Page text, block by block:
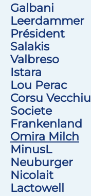
Galbani
Leerdammer
Président
Salakis
Valbreso
Istara
Lou Perac
Corsu Vecchiu
Societe
Frankenland
Omira Milch
MinusL
Neuburger
Nicolait
Lactowell